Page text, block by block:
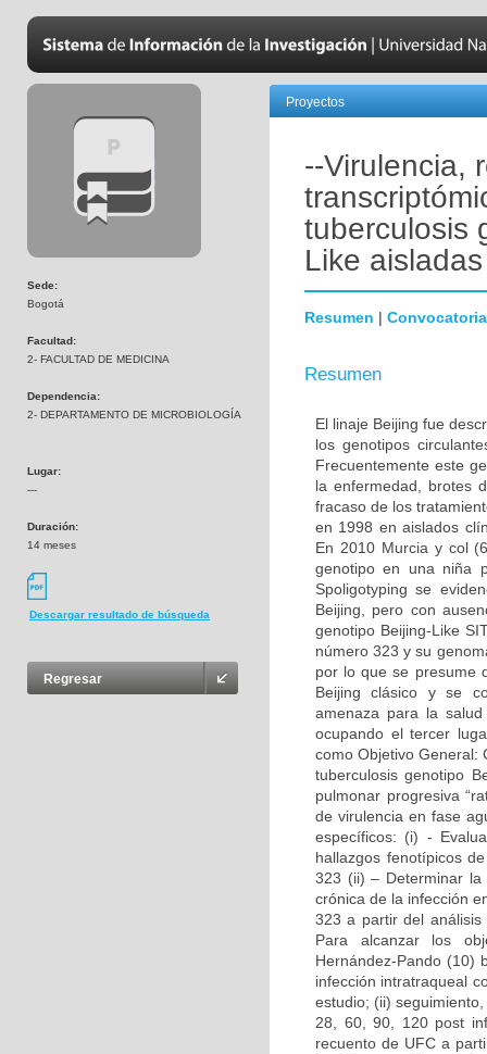
Sede:
Bogotá
Facultad:
2- FACULTAD DE MEDICINA
Dependencia:
2- DEPARTAMENTO DE MICROBIOLOGÍA
Lugar:
---
Duración:
14 meses
Descargar resultado de búsqueda
Regresar
Proyectos
--Virulencia,
tuberculosis
Like
Resumen | Convocatoria
Resumen
El linaje Beijing fue
los genotipos
Frecuentemente este
la enfermedad, brotes
fracaso de los
en 1998 en aislados
En 2010 Murcia y col
genotipo en una niña
Spoligotyping se
Beijing, pero con
genotipo Beijing-Like
número 323 y su
por lo que se presume
Beijing clásico y se
amenaza para la
ocupando el tercer
como Objetivo General:
tuberculosis genotipo
pulmonar progresiva
de virulencia en fase
específicos: (i) -
hallazgos fenotípicos
323 (ii) – Determinar la
crónica de la infección
323 a partir del análisis
Para alcanzar los
Hernández-Pando (10)
infección intratraqueal
estudio; (ii)
28, 60, 90, 120 post
recuento de UFC a